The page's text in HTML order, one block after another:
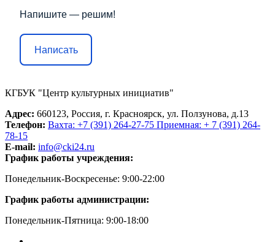
Напишите — решим!
Написать
КГБУК "Центр культурных инициатив"
Адрес: 660123, Россия, г. Красноярск, ул. Ползунова, д.13
Телефон: Вахта: +7 (391) 264-27-75 Приемная: + 7 (391) 264-
78-15
E-mail: info@cki24.ru
График работы учреждения:
Понедельник-Воскресенье: 9:00-22:00
График работы администрации:
Понедельник-Пятница: 9:00-18:00